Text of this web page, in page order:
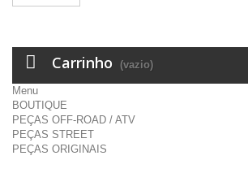
Carrinho (vazio)
Menu
BOUTIQUE
PEÇAS OFF-ROAD / ATV
PEÇAS STREET
PEÇAS ORIGINAIS